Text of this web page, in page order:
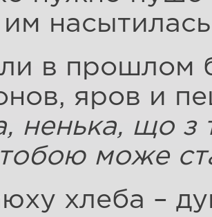
в прошлом
яров и
ненька, що з
тобою може
хлеба –